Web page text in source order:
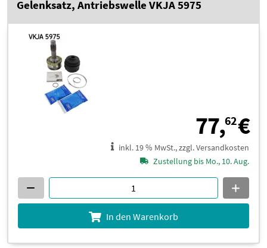
Gelenksatz, Antriebswelle VKJA 5975
77,62€
inkl. 19 % MwSt., zzgl. Versandkosten
Zustellung bis Mo., 10. Aug.
In den Warenkorb